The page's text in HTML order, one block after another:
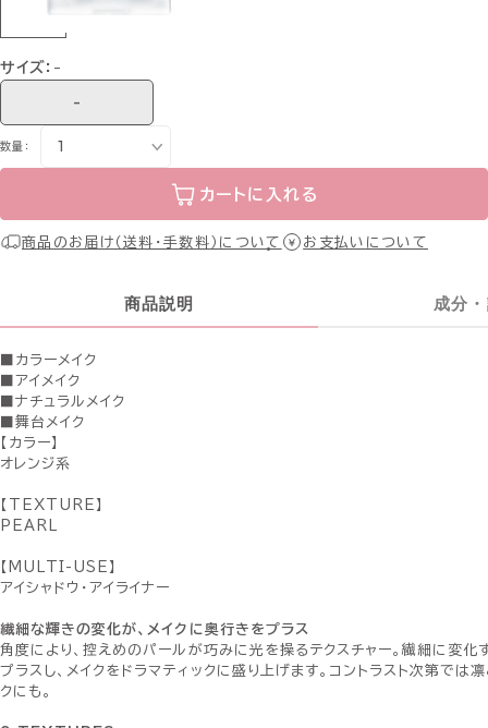
サイズ： -
-
数量：
カートに入れる
商品のお届け（送料・手数料）について お支払いについて
商品説明 成分
■カラーメイク
■アイメイク
■ナチュラルメイク
■舞台メイク
【カラー】
オレンジ系
【TEXTURE】
PEARL
【MULTI-USE】
アイシャドウ・アイライナー
繊細な輝きの変化が、メイクに奥行きをプラス
角度により、控えめのパールが巧みに光を操るテクスチャー。繊細に変化
プラスし、メイクをドラマティックに盛り上げます。コントラスト次第では
クにも。